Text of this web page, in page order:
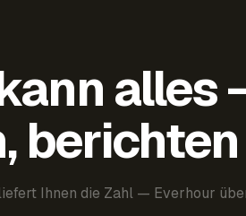
alles
Ihnen die Zahl — Everhour